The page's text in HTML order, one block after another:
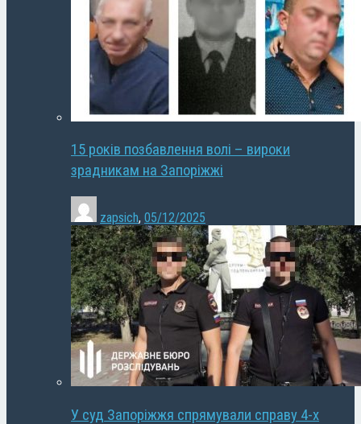
15 років позбавлення волі – вироки
зрадникам на Запоріжжі
zapsich, 05/12/2025
У суд Запоріжжя спрямували справу 4-х